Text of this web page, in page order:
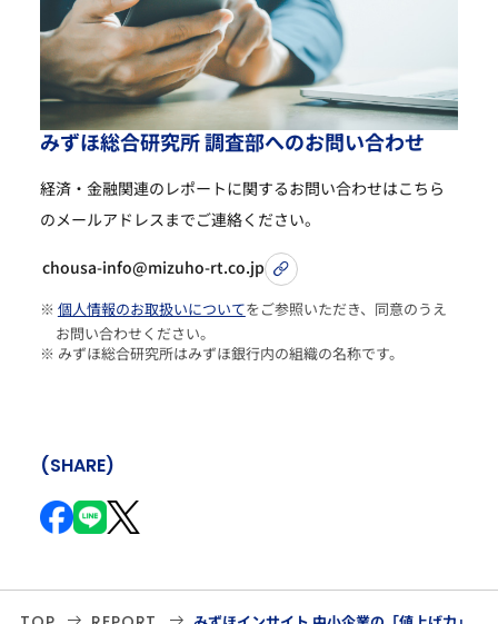
みずほ総合研究所調査部へのお問い合わせ
経済・金融関連のレポートに関するお問い合わせはこちら
のメールアドレスまでご連絡ください。
chousa-info@mizuho-rt.co.jp
※ 個人情報のお取扱いについてをご参照いただき、同意のうえ
お問い合わせください。
※ みずほ総合研究所はみずほ銀行内の組織の名称です。
(SHARE)